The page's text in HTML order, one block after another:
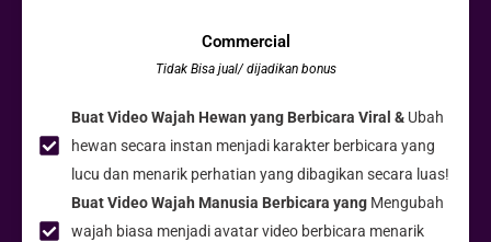
Commercial
Tidak Bisa jual/ dijadikan bonus
Buat Video Wajah Hewan yang Berbicara Viral & Ubah
hewan secara instan menjadi karakter berbicara yang
lucu dan menarik perhatian yang dibagikan secara luas!
Buat Video Wajah Manusia Berbicara yang Mengubah
wajah biasa menjadi avatar video berbicara menarik